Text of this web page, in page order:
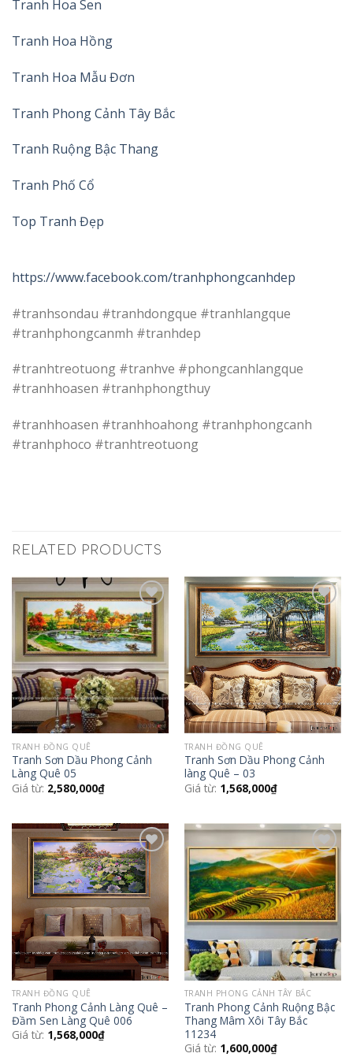
Tranh Hoa Sen
Tranh Hoa Hồng
Tranh Hoa Mẫu Đơn
Tranh Phong Cảnh Tây Bắc
Tranh Ruộng Bậc Thang
Tranh Phố Cổ
Top Tranh Đẹp
https://www.facebook.com/tranhphongcanhdep
#tranhsondau #tranhdongque #tranhlangque
#tranhphongcanmh #tranhdep
#tranhtreotuong #tranhve #phongcanhlangque
#tranhhoasen #tranhphongthuy
#tranhhoasen #tranhhoahong #tranhphongcanh
#tranhphoco #tranhtreotuong
RELATED PRODUCTS
Add to
Wishlist
TRANH ĐỒNG QUÊ
Tranh Sơn Dầu Phong Cảnh
Làng Quê 05
Giá từ: 2,580,000₫
Add to
Wishlist
TRANH ĐỒNG QUÊ
Tranh Sơn Dầu Phong Cảnh
làng Quê – 03
Giá từ: 1,568,000₫
Add to
Wishlist
TRANH ĐỒNG QUÊ
Tranh Phong Cảnh Làng Quê –
Đầm Sen Làng Quê 006
Giá từ: 1,568,000₫
Add to
Wishlist
TRANH PHONG CẢNH TÂY BẮC
Tranh Phong Cảnh Ruộng Bậc
Thang Mâm Xôi Tây Bắc
11234
Giá từ: 1,600,000₫